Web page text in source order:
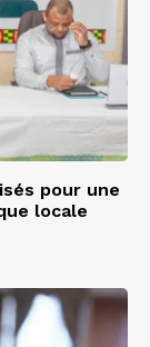
pour une
locale